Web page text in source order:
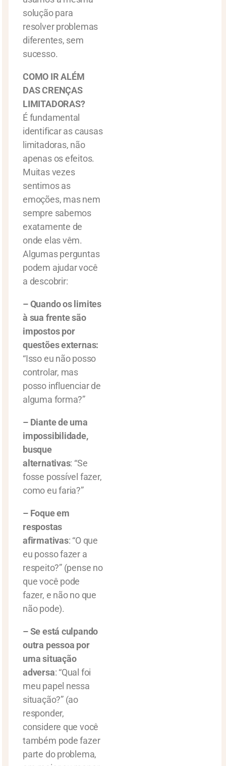
solução para
resolver problemas
diferentes, sem
sucesso.
COMO IR ALÉM
DAS CRENÇAS
LIMITADORAS?
É fundamental
identificar as causas
limitadoras, não
apenas os efeitos.
Muitas vezes
sentimos as
emoções, mas nem
sempre sabemos
exatamente de
onde elas vêm.
Algumas perguntas
podem ajudar você
a descobrir:
– Quando os limites
à sua frente são
impostos por
questões externas:
“Isso eu não posso
controlar, mas
posso influenciar de
alguma forma?”
– Diante de uma
impossibilidade,
busque
alternativas: “Se
fosse possível fazer,
como eu faria?”
– Foque em
respostas
afirmativas: “O que
eu posso fazer a
respeito?” (pense no
que você pode
fazer, e não no que
não pode).
– Se está culpando
outra pessoa por
uma situação
adversa: “Qual foi
meu papel nessa
situação?” (ao
responder,
considere que você
também pode fazer
parte do problema,